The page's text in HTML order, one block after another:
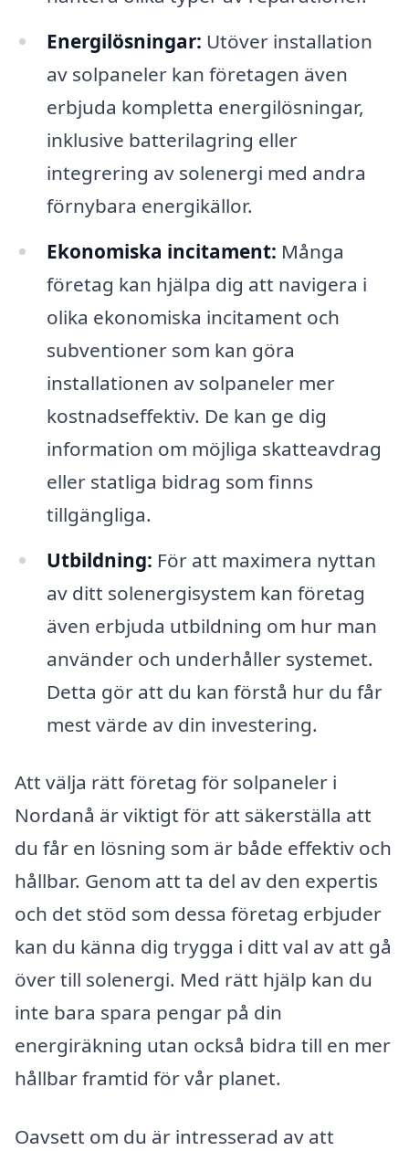
Energilösningar: Utöver installation
av solpaneler kan företagen även
erbjuda kompletta energilösningar,
inklusive batterilagring eller
integrering av solenergi med andra
förnybara energikällor.
Ekonomiska incitament: Många
företag kan hjälpa dig att navigera i
olika ekonomiska incitament och
subventioner som kan göra
installationen av solpaneler mer
kostnadseffektiv. De kan ge dig
information om möjliga skatteavdrag
eller statliga bidrag som finns
tillgängliga.
Utbildning: För att maximera nyttan
av ditt solenergisystem kan företag
även erbjuda utbildning om hur man
använder och underhåller systemet.
Detta gör att du kan förstå hur du får
mest värde av din investering.
Att välja rätt företag för solpaneler i
Nordanå är viktigt för att säkerställa att
du får en lösning som är både effektiv och
hållbar. Genom att ta del av den expertis
och det stöd som dessa företag erbjuder
kan du känna dig trygga i ditt val av att gå
över till solenergi. Med rätt hjälp kan du
inte bara spara pengar på din
energiräkning utan också bidra till en mer
hållbar framtid för vår planet.
Oavsett om du är intresserad av att